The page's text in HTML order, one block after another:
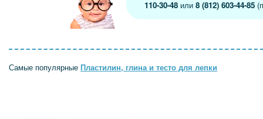
110-30-48 или8 (812) 603-44-85
Самые популярные Пластилин, глина и тесто для лепки